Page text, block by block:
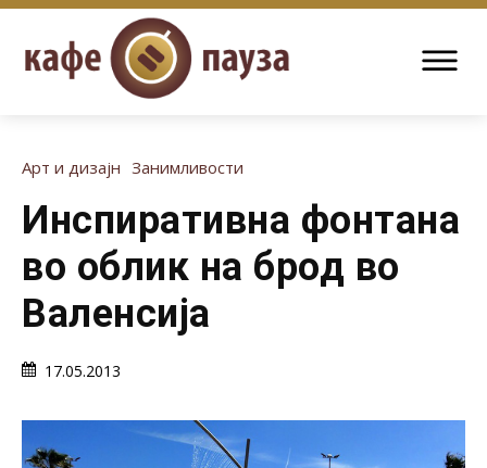
Арт и дизајн Занимливости
Инспиративна фонтана
во облик на брод во
Валенсија
17.05.2013